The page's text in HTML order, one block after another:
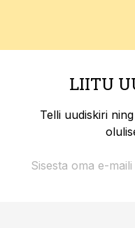
LIITU
Telli uudiskiri